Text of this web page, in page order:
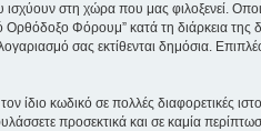
στη χώρα που μας φιλοξενεί.
Φόρουμ” κατά τη διάρκεια της
σας εκτίθενται δημόσια.
ίδιο κωδικό σε πολλές διαφορετικές
προσεκτικά και σε καμία